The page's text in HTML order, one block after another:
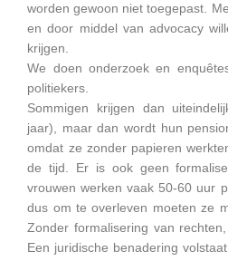
worden gewoon niet toegepast.
en door middel van advocacy
krijgen.
We doen onderzoek en
politiekers.
Sommigen krijgen dan
jaar), maar dan wordt hun
omdat ze zonder papieren
de tijd. Er is ook geen
vrouwen werken vaak 50-60 uur
dus om te overleven moeten ze
Zonder formalisering van
Een juridische benadering